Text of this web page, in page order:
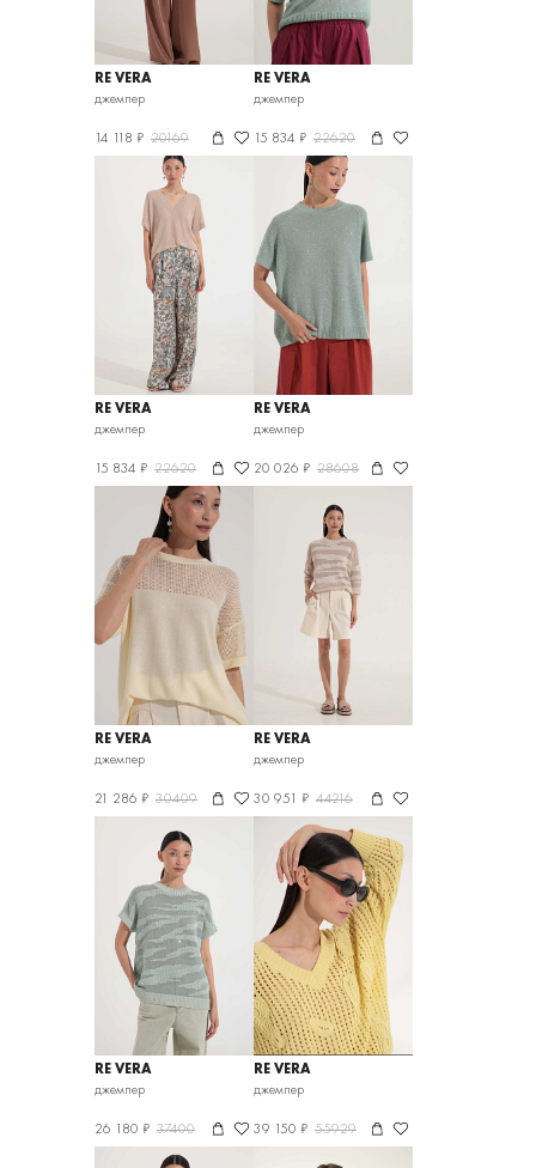
RE VERA
джемпер
14 118 ₽ 20169
RE VERA
джемпер
15 834 ₽ 22620
RE VERA
джемпер
15 834 ₽ 22620
RE VERA
джемпер
20 026 ₽ 28608
RE VERA
джемпер
21 286 ₽ 30409
RE VERA
джемпер
30 951 ₽ 44216
RE VERA
джемпер
26 180 ₽ 37400
RE VERA
джемпер
39 150 ₽ 55929